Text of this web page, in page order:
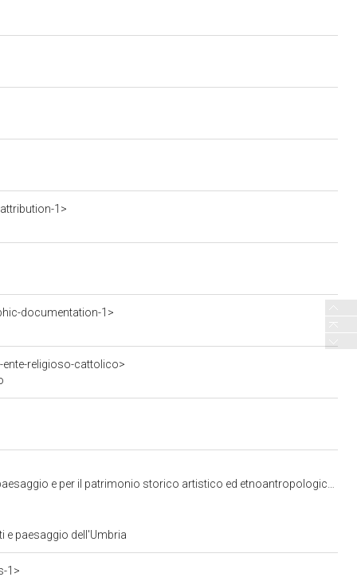
1>
documentation-1>
religioso-cattolico>
e per il patrimonio storico artistico ed etnoantropologico dell'Umbria
e paesaggio dell'Umbria
1>